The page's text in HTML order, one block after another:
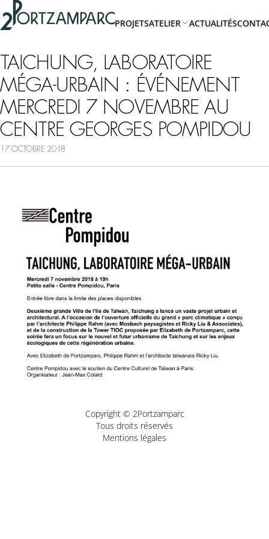
Accéder à l'en-tête
Accéder au contenu principal
Accéder au pied de page
2portzamparc
PROJETSATELIER
PROPOS
EQUIPE
ACTUALITÉS
TAICHUNG, LABORATOIRE
MÉGA-URBAIN : ÉVÉNEMENT
MERCREDI 7 NOVEMBRE AU
CENTRE GEORGES POMPIDOU
17 OCTOBRE 2018
Copyright © 2Portzamparc
Tous droits réservés
Mentions légales